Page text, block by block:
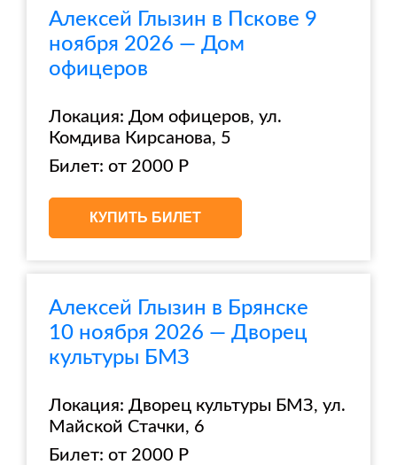
Алексей Глызин в Пскове 9
ноября 2026 — Дом
офицеров
Локация: Дом офицеров, ул.
Комдива Кирсанова, 5
Билет: от 2000 Р
КУПИТЬ БИЛЕТ
Алексей Глызин в Брянске
10 ноября 2026 — Дворец
культуры БМЗ
Локация: Дворец культуры БМЗ, ул.
Майской Стачки, 6
Билет: от 2000 Р